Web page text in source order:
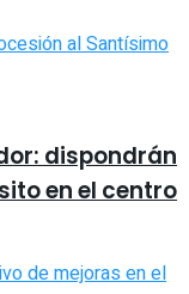
dispondrán
en el centro